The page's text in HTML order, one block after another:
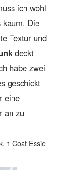
ich wohl
kaum. Die
Textur und
deckt
habe zwei
geschickt
eine
an zu
1 Coat Essie